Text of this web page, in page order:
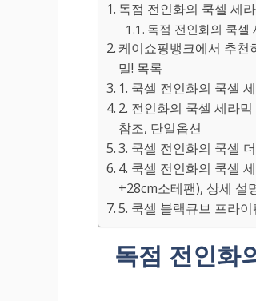
독점 전인화의 쿡셀 세
독점 전인화의 쿡셀
케이쇼핑뱅크에서 추천
밀! 목록
1. 쿡셀 전인화의 쿡셀
2. 전인화의 쿡셀 세라
참조, 단일옵션
3. 쿡셀 전인화의 쿡셀
4. 쿡셀 전인화의 쿡셀
+28cm소테팬), 상세 설
5. 쿡셀 블랙큐브 프라
독점 전인화